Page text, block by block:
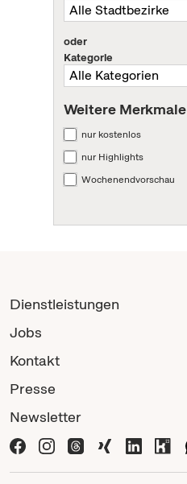
oder
Kategorie
Weitere Merkmale
nur kostenlos
nur Highlights
Wochenendvorschau
Dienstleistungen
Jobs
Kontakt
Presse
Newsletter